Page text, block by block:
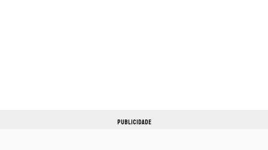
PUBLICIDADE